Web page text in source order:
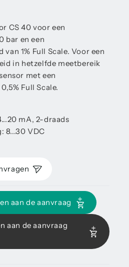
CS 40 voor een
bar en een
1% Full Scale. Voor een
in hetzelfde meetbereik
met een
Full Scale.
mA, 2-draads
8...30 VDC
aan de aanvraag
aan de aanvraag